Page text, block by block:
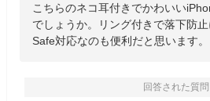
こちらのネコ耳付きでかわいい
でしょうか。リング付きで落下防
Safe対応なのも便利だと思います。
回答された質問